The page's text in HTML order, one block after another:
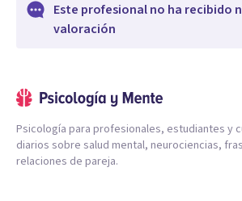
Este profesional no ha recibido
valoración
Psicología para profesionales, estudiantes y
diarios sobre salud mental, neurociencias,
relaciones de pareja.